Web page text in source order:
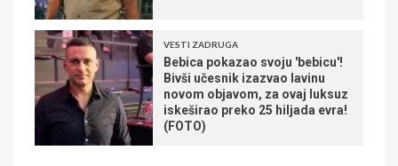
VESTI ZADRUGA
Bebica pokazao svoju 'bebicu'!
Bivši učesnik izazvao lavinu
novom objavom, za ovaj luksuz
iskeširao preko 25 hiljada evra!
(FOTO)